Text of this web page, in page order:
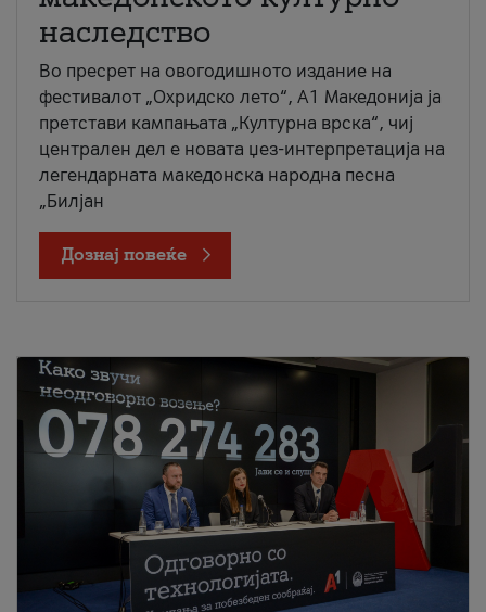
наследство
Во пресрет на овогодишното издание на
фестивалот „Охридско лето“, А1 Македонија ја
претстави кампањата „Културна врска“, чиј
централен дел е новата џез-интерпретација на
легендарната македонска народна песна
„Билјан
Дознај повеќе